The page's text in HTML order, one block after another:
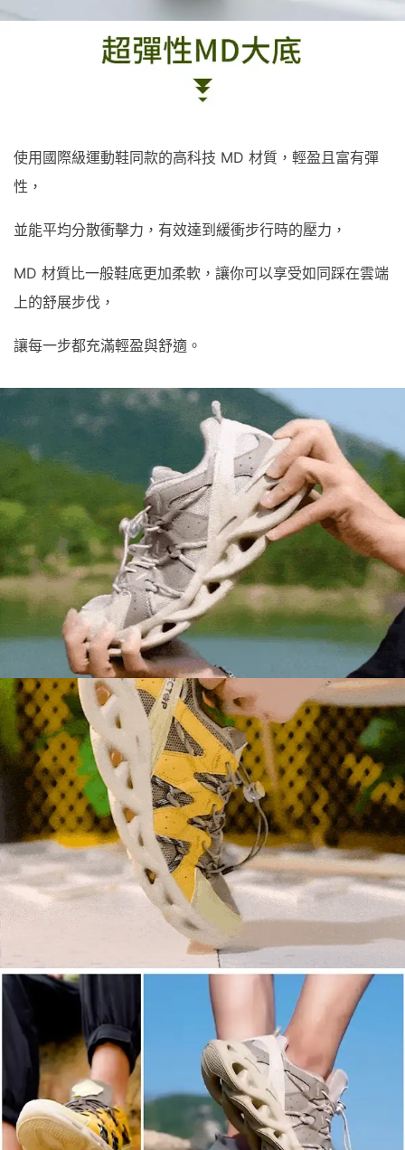
使用國際級運動鞋同款的高科技 MD 材質，輕盈且富有彈
性，
並能平均分散衝擊力，有效達到緩衝步行時的壓力，
MD 材質比一般鞋底更加柔軟，讓你可以享受如同踩在雲端
上的舒展步伐，
讓每一步都充滿輕盈與舒適。